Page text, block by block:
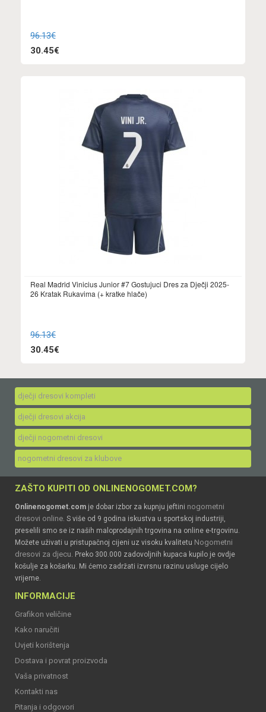
96.13€
30.45€
Real Madrid Vinicius Junior #7 Gostujuci Dres za Dječji 2025-
26 Kratak Rukavima (+ kratke hlače)
96.13€
30.45€
dječji dresovi kompleti
dječji dresovi akcija
dječji nogometni dresovi
nogometni dresovi za klubove
ZAŠTO KUPITI OD ONLINENOGOMET.COM?
Onlinenogomet.com je dobar izbor za kupnju jeftini nogometni
dresovi online. S više od 9 godina iskustva u sportskoj industriji,
preselili smo se iz naših maloprodajnih trgovina na online e-trgovinu.
Možete uživati u pristupačnoj cijeni uz visoku kvalitetu Nogometni
dresovi za djecu. Preko 300.000 zadovoljnih kupaca kupilo je ovdje
košulje za košarku. Mi ćemo zadržati izvrsnu razinu usluge cijelo
vrijeme.
INFORMACIJE
Grafikon veličine
Kako naručiti
Uvjeti korištenja
Dostava i povrat proizvoda
Vaša privatnost
Kontakti nas
Pitanja i odgovori